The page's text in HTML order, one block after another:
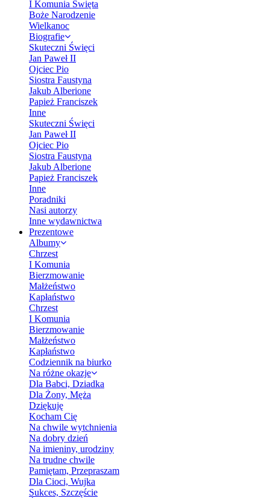
I Komunia Święta
Boże Narodzenie
Wielkanoc
Biografie
Skuteczni Święci
Jan Paweł II
Ojciec Pio
Siostra Faustyna
Jakub Alberione
Papież Franciszek
Inne
Skuteczni Święci
Jan Paweł II
Ojciec Pio
Siostra Faustyna
Jakub Alberione
Papież Franciszek
Inne
Poradniki
Nasi autorzy
Inne wydawnictwa
Prezentowe
Albumy
Chrzest
I Komunia
Bierzmowanie
Małżeństwo
Kapłaństwo
Chrzest
I Komunia
Bierzmowanie
Małżeństwo
Kapłaństwo
Codziennik na biurko
Na różne okazje
Dla Babci, Dziadka
Dla Żony, Męża
Dziękuję
Kocham Cię
Na chwile wytchnienia
Na dobry dzień
Na imieniny, urodziny
Na trudne chwile
Pamiętam, Przepraszam
Dla Cioci, Wujka
Sukces, Szczęście